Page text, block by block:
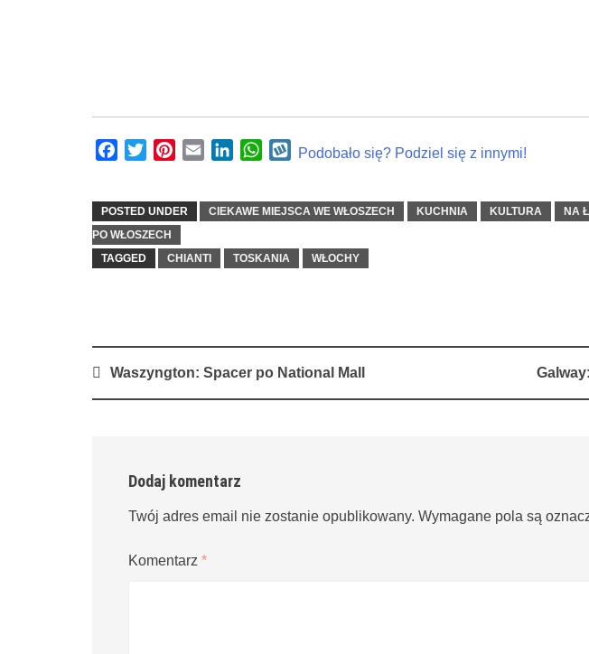
Facebook
TwitterPinterest
Email LinkedInWhatsApp
Wykop
Podobało się? Podziel się z innymi!
POSTED UNDER CIEKAWE MIEJSCA WE WŁOSZECH KUCHNIA KULTURA NA
PO WŁOSZECH
TAGGED
CHIANTI TOSKANIA WŁOCHY
PostWaszyngton: Spacer po National Mall
Dodaj komentarz
Twój adres email nie zostanie opublikowany. Wymagane pola są
Komentarz *